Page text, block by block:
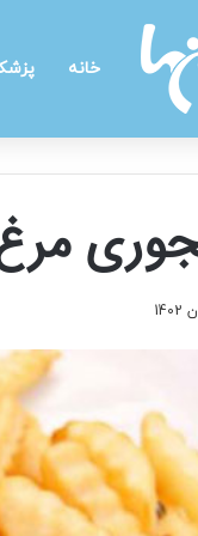
خانه